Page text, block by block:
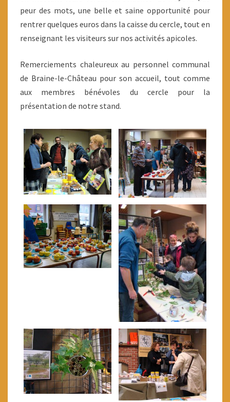
peur des mots, une belle et saine opportunité pour
rentrer quelques euros dans la caisse du cercle, tout en
renseignant les visiteurs sur nos activités apicoles.
Remerciements chaleureux au personnel communal
de Braine-le-Château pour son accueil, tout comme
aux membres bénévoles du cercle pour la
présentation de notre stand.